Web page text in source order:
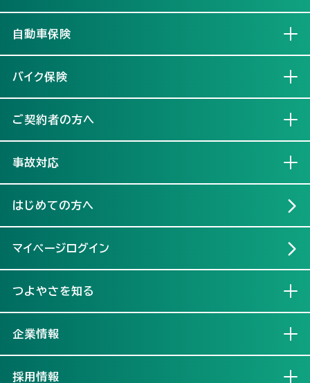
自動車保険
バイク保険
ご契約者の方へ
事故対応
はじめての方へ
マイページログイン
つよやさを知る
企業情報
採用情報